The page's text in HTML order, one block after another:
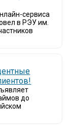
сервиса
в РЭУ им.
до